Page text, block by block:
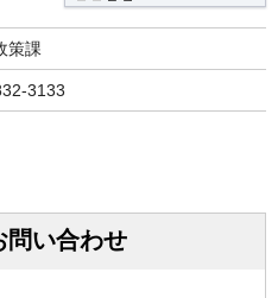
策課
3133
問い合わせ